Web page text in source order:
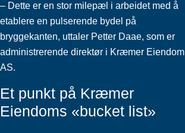
– Dette er en stor milepæl i arbeidet med å
etablere en pulserende bydel på
bryggekanten, uttaler Petter Daae, som er
administrerende direktør i Kræmer Eiendom
AS.
Et punkt på Kræmer
Eiendoms «bucket list»